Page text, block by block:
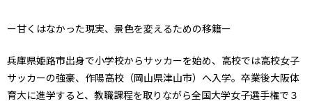
ー甘くはなかった現実、景色を変えるための移籍ー
兵庫県姫路市出身で小学校からサッカーを始め、高校では高校女子
サッカーの強豪、作陽高校（岡山県津山市）へ入学。卒業後大阪体
育大に進学すると、教職課程を取りながら全国大学女子選手権で３